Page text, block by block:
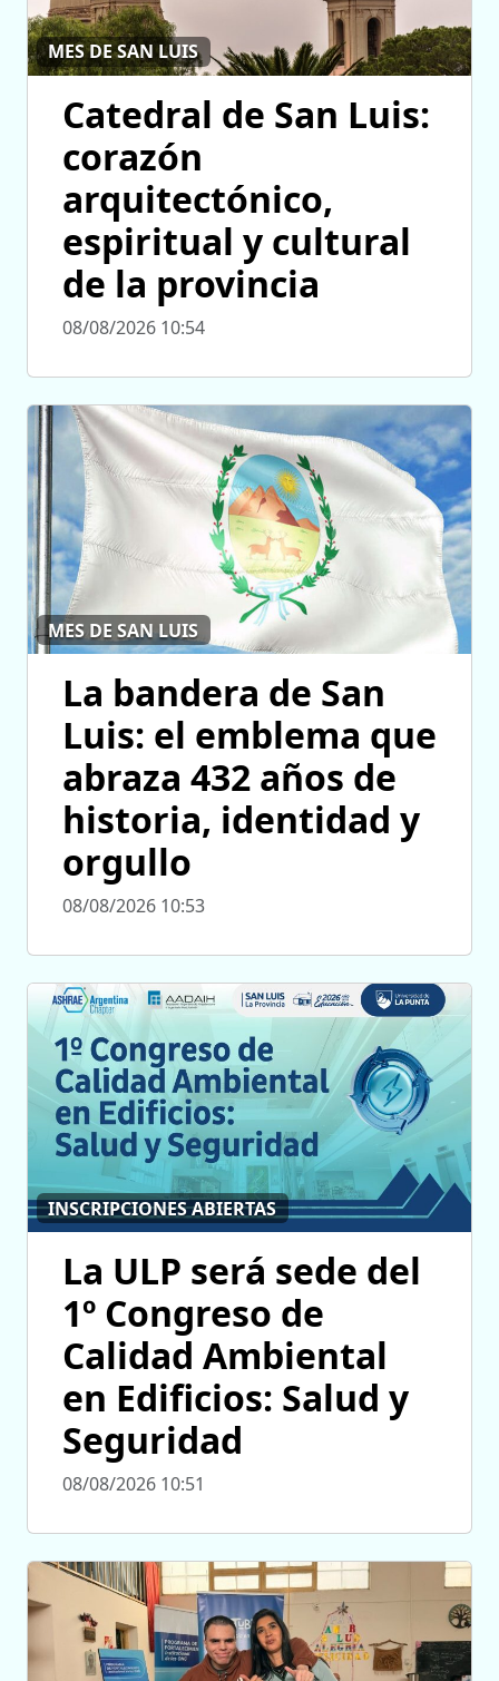
MES DE SAN LUIS
Catedral de San Luis:
corazón
arquitectónico,
espiritual y cultural
de la provincia
08/08/2026 10:54
MES DE SAN LUIS
La bandera de San
Luis: el emblema que
abraza 432 años de
historia, identidad y
orgullo
08/08/2026 10:53
INSCRIPCIONES ABIERTAS
La ULP será sede del
1º Congreso de
Calidad Ambiental
en Edificios: Salud y
Seguridad
08/08/2026 10:51